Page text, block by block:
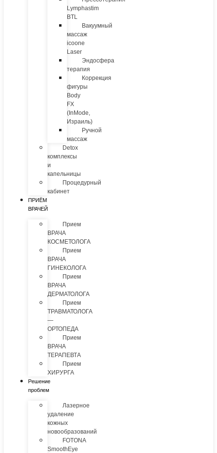
Lymphastim
BTL
Вакуумный
массаж
icoone
Laser
Эндосфера
терапия
Коррекция
фигуры
Body
FX
(InMode,
Израиль)
Ручной
массаж
Detox
комплексы
и
капельницы
Процедурный
кабинет
ПРИЁМ
ВРАЧЕЙ
Прием
ВРАЧА
КОСМЕТОЛОГА
Прием
ВРАЧА
ГИНЕКОЛОГА
Прием
ВРАЧА
ДЕРМАТОЛОГА
Прием
ТРАВМАТОЛОГА
—
ОРТОПЕДА
Прием
ВРАЧА
ТЕРАПЕВТА
Прием
ХИРУРГА
Решение
проблем
Лазерное
удаление
кожных
новообразований
FOTONA
SmoothEye